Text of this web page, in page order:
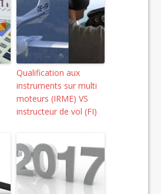
Qualification aux
instruments sur multi
moteurs (IRME) VS
instructeur de vol (FI)